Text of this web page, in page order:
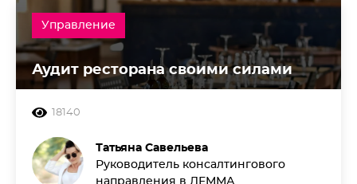
Управление
Аудит ресторана своими силами
18140
Татьяна Савельева
Руководитель консалтингового
направления в ЛЕММА